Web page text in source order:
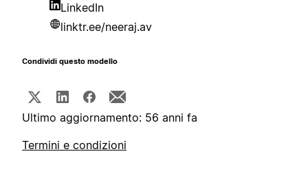
LinkedIn
linktr.ee/neeraj.av
Condividi questo modello
Ultimo aggiornamento: 56 anni fa
Termini e condizioni